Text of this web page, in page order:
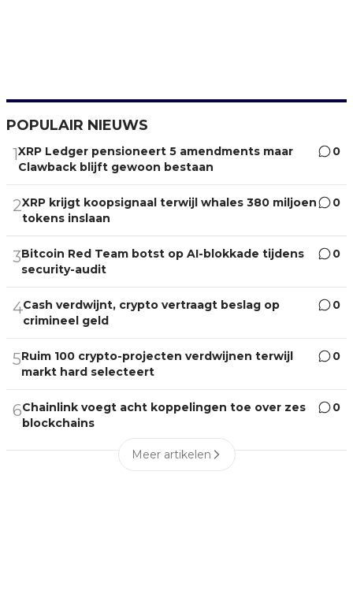
POPULAIR NIEUWS
1XRP Ledger pensioneert 5 amendments maar
Clawback blijft gewoon bestaan
0
2XRP krijgt koopsignaal terwijl whales 380 miljoen
tokens inslaan
0
3Bitcoin Red Team botst op AI-blokkade tijdens
security-audit
0
4Cash verdwijnt, crypto vertraagt beslag op
crimineel geld
0
5Ruim 100 crypto-projecten verdwijnen terwijl
markt hard selecteert
0
6Chainlink voegt acht koppelingen toe over zes
blockchains
0
Meer artikelen